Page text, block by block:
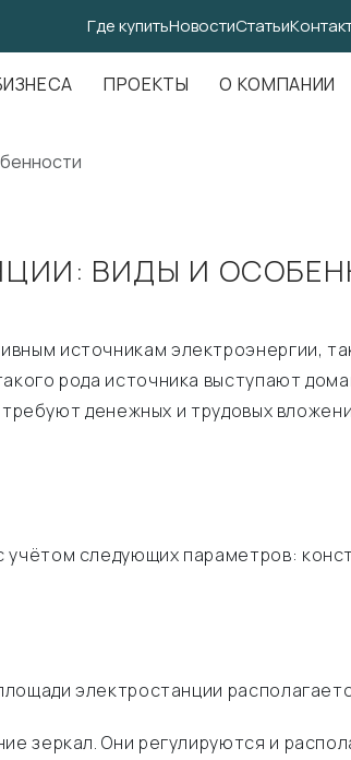
Где купитьНовостиСтатьи
ПРОЕКТЫ О КОМПАНИИ
ВИДЫ И
источникам электроэнергии,
рода источника выступают
денежных и трудовых
следующих параметров:
электростанции
зеркал. Они регулируются и